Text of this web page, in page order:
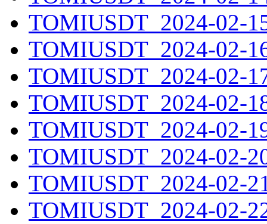
TOMIUSDT_2024-02-
TOMIUSDT_2024-02-
TOMIUSDT_2024-02-
TOMIUSDT_2024-02-
TOMIUSDT_2024-02-
TOMIUSDT_2024-02-
TOMIUSDT_2024-02-
TOMIUSDT_2024-02-